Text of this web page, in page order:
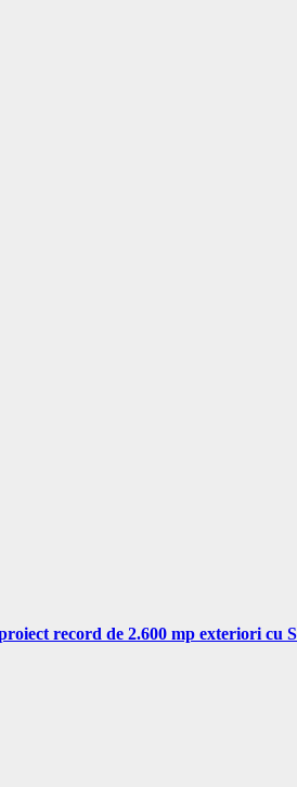
record de 2.600 mp exteriori cu